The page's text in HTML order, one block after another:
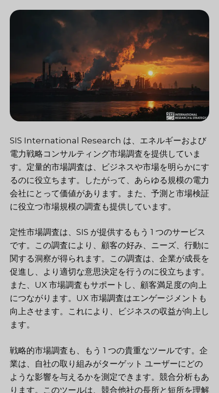
SIS International Research は、エネルギーおよび
電力戦略コンサルティング市場調査を提供していま
す。定量的市場調査は、ビジネスや市場を明らかにす
るのに役立ちます。したがって、あらゆる規模の電力
会社にとって価値があります。また、予測と市場検証
に役立つ市場規模の調査も提供しています。
定性市場調査は、SIS が提供するもう 1 つのサービス
です。この調査により、顧客の好み、ニーズ、行動に
関する洞察が得られます。この調査は、企業が成長を
促進し、より適切な意思決定を行うのに役立ちます。
また、UX 市場調査もサポートし、顧客満足度の向上
につながります。UX 市場調査はエンゲージメントも
向上させます。これにより、ビジネスの収益が向上し
ます。
戦略的市場調査も、もう 1 つの貴重なツールです。企
業は、自社の取り組みがターゲット ユーザーにどの
ような影響を与えるかを測定できます。競合分析もあ
ります。このツールは、競合他社の長所と短所を理解